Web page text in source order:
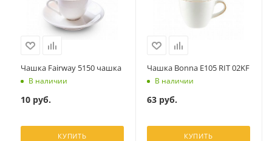
Чашка Fairway 5150 чашка
В наличии
10руб.
КУПИТЬ
Чашка Bonna E105 RIT 02KF
В наличии
63руб.
КУПИТЬ